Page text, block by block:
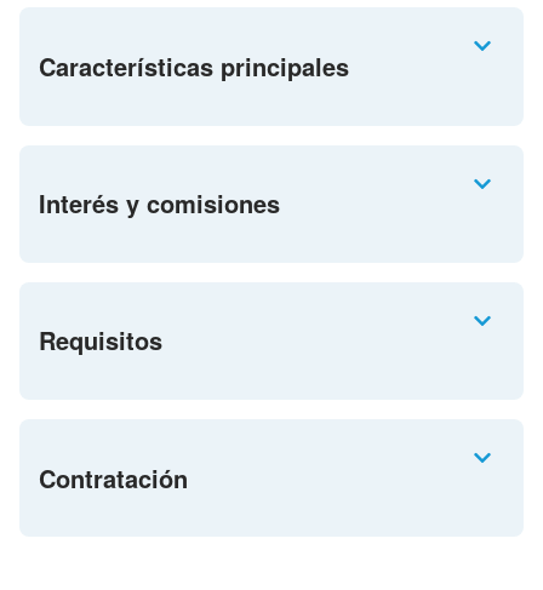
Características principales
Interés y comisiones
Requisitos
Contratación